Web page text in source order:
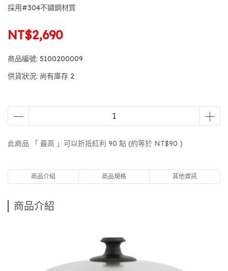
採用#304不鏽鋼材質
NT$2,690
商品編號: 5100200009
供貨狀況: 尚有庫存 2
此商品 「 最高 」可以折抵紅利 90 點 (約等於 NT$90 )
商品介紹 商品規格 其他資訊
商品介紹